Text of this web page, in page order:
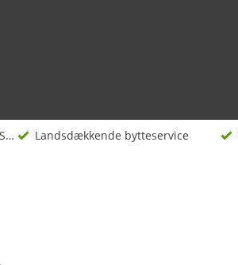
Skruer Landsdækkende bytteservice